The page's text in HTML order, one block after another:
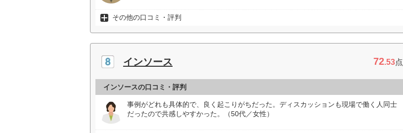
その他の口コミ・評判
インソース 72.53点
インソースの口コミ・評判
事例がどれも具体的で、良く起こりがちだった。ディスカッションも現場で働く人同士
だったので共感しやすかった。（50代／女性）